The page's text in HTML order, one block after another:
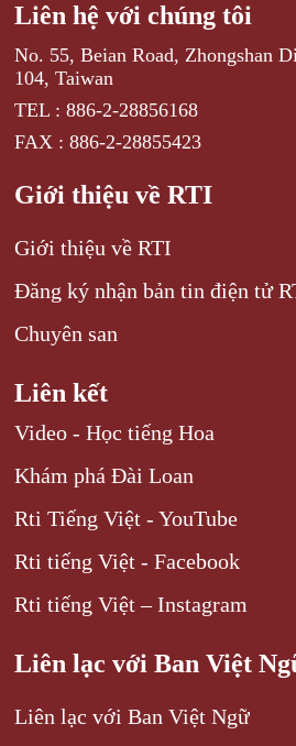
Liên hệ với chúng tôi
No. 55, Beian Road, Zhongshan
104, Taiwan
TEL : 886-2-28856168
FAX : 886-2-28855423
Giới thiệu về RTI
Giới thiệu về RTI
Đăng ký nhận bản tin điện tử
Chuyên san
Liên kết
Video - Học tiếng Hoa
Khám phá Đài Loan
Rti Tiếng Việt - YouTube
Rti tiếng Việt - Facebook
Rti tiếng Việt – Instagram
Liên lạc với Ban Việt
Liên lạc với Ban Việt Ngữ